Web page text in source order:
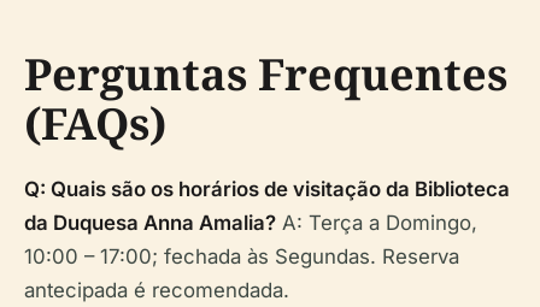
Perguntas Frequentes
(FAQs)
Q: Quais são os horários de visitação da Biblioteca
da Duquesa Anna Amalia? A: Terça a Domingo,
10:00 – 17:00; fechada às Segundas. Reserva
antecipada é recomendada.